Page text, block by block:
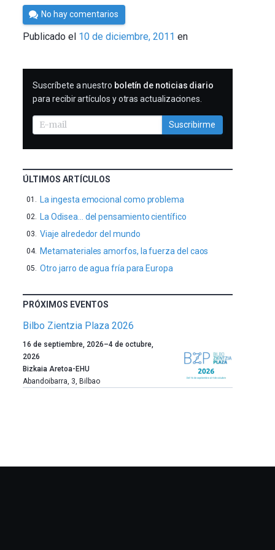
Por
Cultura
Cientifica
No hay comentarios
Publicado el 10 de diciembre, 2011 en
SUSCRIBIRME
Suscríbete a nuestro boletín de noticias diario
para recibir artículos y otras actualizaciones.
Suscribirme
ÚLTIMOS ARTÍCULOS
La ingesta emocional como problema
La Odisea… del pensamiento científico
Viaje alrededor del mundo
Metamateriales amorfos, la fuerza del caos
Otro jarro de agua fría para Europa
PRÓXIMOS EVENTOS
Bilbo Zientzia Plaza 2026
Un
año
más,
Bilbao
la
16 de septiembre, 2026–4 de octubre,
2026
Bizkaia Aretoa-EHU
Abandoibarra, 3, Bilbao